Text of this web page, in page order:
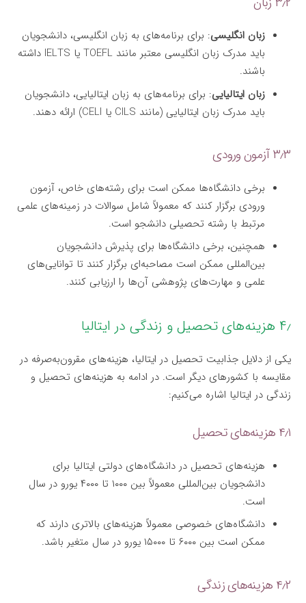
زبان انگلیسی: برای برنامه‌های به زبان انگلیسی، دانشجویان
باید مدرک زبان انگلیسی معتبر مانند TOEFL یا IELTS داشته
باشند.
زبان ایتالیایی: برای برنامه‌های به زبان ایتالیایی، دانشجویان
باید مدرک زبان ایتالیایی (مانند CILS یا CELI) ارائه دهند.
۳٫۳ آزمون ورودی
برخی دانشگاه‌ها ممکن است برای رشته‌های خاص، آزمون
ورودی برگزار کنند که معمولاً شامل سوالات در زمینه‌های علمی
مرتبط با رشته تحصیلی دانشجو است.
همچنین، برخی دانشگاه‌ها برای پذیرش دانشجویان
بین‌المللی ممکن است مصاحبه‌ای برگزار کنند تا توانایی‌های
علمی و مهارت‌های پژوهشی آن‌ها را ارزیابی کنند.
۴٫ هزینه‌های تحصیل و زندگی در ایتالیا
یکی از دلایل جذابیت تحصیل در ایتالیا، هزینه‌های مقرون‌به‌صرفه در
مقایسه با کشورهای دیگر است. در ادامه به هزینه‌های تحصیل و
زندگی در ایتالیا اشاره می‌کنیم:
۴٫۱ هزینه‌های تحصیل
هزینه‌های تحصیل در دانشگاه‌های دولتی ایتالیا برای
دانشجویان بین‌المللی معمولاً بین ۱۰۰۰ تا ۴۰۰۰ یورو در سال
است.
دانشگاه‌های خصوصی معمولاً هزینه‌های بالاتری دارند که
ممکن است بین ۶۰۰۰ تا ۱۵۰۰۰ یورو در سال متغیر باشد.
۴٫۲ هزینه‌های زندگی